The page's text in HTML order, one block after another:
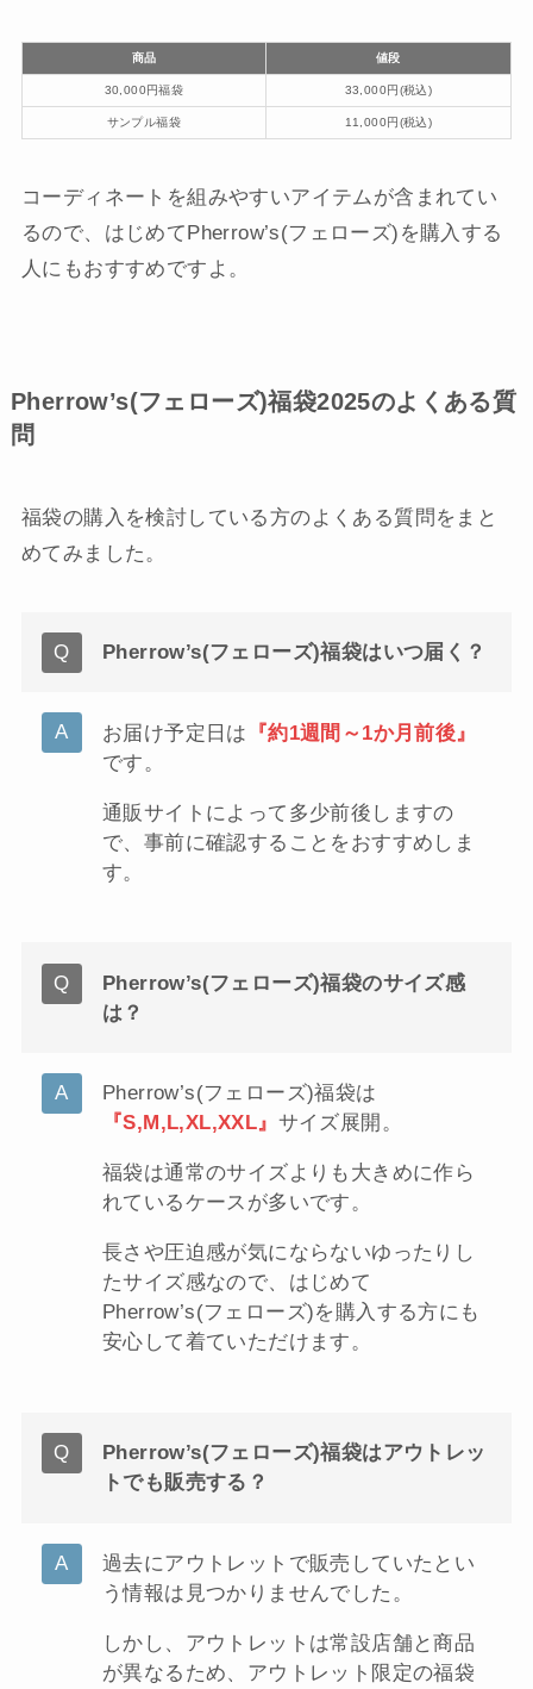
商品 値段
30,000円福袋 33,000円(税込)
サンプル福袋 11,000円(税込)
コーディネートを組みやすいアイテムが含まれてい
るので、はじめてPherrow’s(フェローズ)を購入する
人にもおすすめですよ。
Pherrow’s(フェローズ)福袋2025のよくある質
問
福袋の購入を検討している方のよくある質問をまと
めてみました。
Pherrow’s(フェローズ)福袋はいつ届く？
お届け予定日は 『約1週間～1か月前後』
です。
通販サイトによって多少前後しますの
で、事前に確認することをおすすめしま
す。
Pherrow’s(フェローズ)福袋のサイズ感
は？
Pherrow’s(フェローズ)福袋は
『S,M,L,XL,XXL』 サイズ展開。
福袋は通常のサイズよりも大きめに作ら
れているケースが多いです。
長さや圧迫感が気にならないゆったりし
たサイズ感なので、はじめて
Pherrow’s(フェローズ)を購入する方にも
安心して着ていただけます。
Pherrow’s(フェローズ)福袋はアウトレッ
トでも販売する？
過去にアウトレットで販売していたとい
う情報は見つかりませんでした。
しかし、アウトレットは常設店舗と商品
が異なるため、アウトレット限定の福袋